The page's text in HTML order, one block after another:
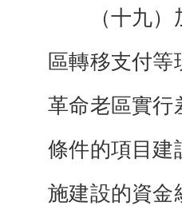
（十九）加
區轉移支付
革命老區實行
條件的項目建
施建設的資金